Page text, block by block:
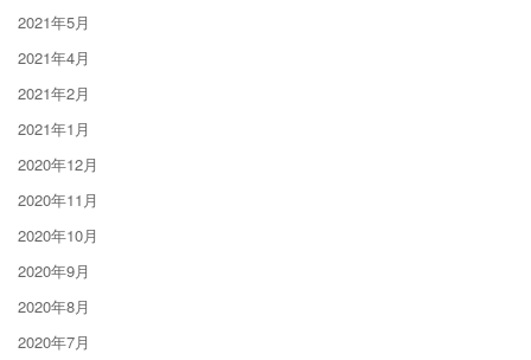
2021年5月
2021年4月
2021年2月
2021年1月
2020年12月
2020年11月
2020年10月
2020年9月
2020年8月
2020年7月